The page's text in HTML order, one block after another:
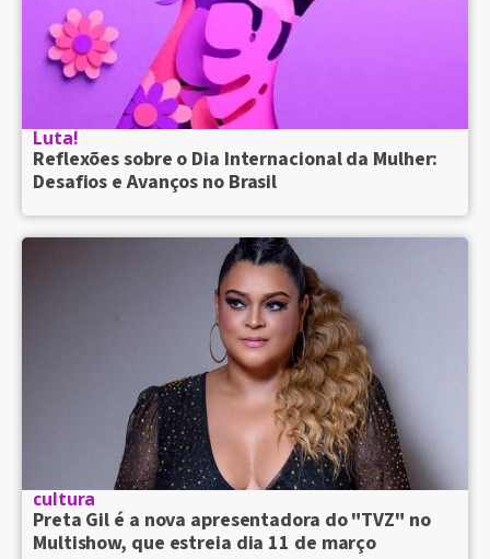
Luta!
Reflexões sobre o Dia Internacional da Mulher:
Desafios e Avanços no Brasil
cultura
Preta Gil é a nova apresentadora do "TVZ" no
Multishow, que estreia dia 11 de março